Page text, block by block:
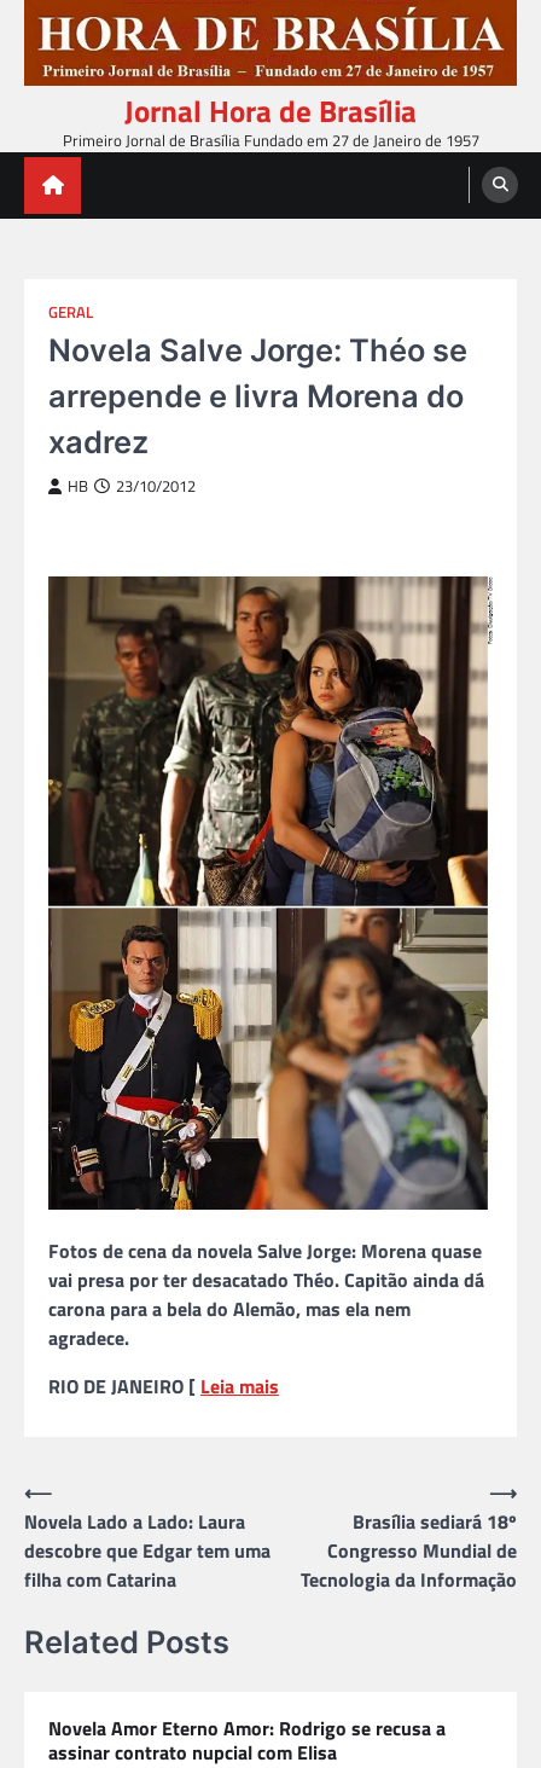
content
Jornal Hora de Brasília
Primeiro Jornal de Brasília Fundado em 27 de Janeiro de 1957
GERAL
Novela Salve Jorge: Théo se
arrepende e livra Morena do
xadrez
HB 23/10/2012
Fotos de cena da novela Salve Jorge: Morena quase
vai presa por ter desacatado Théo. Capitão ainda dá
carona para a bela do Alemão, mas ela nem
agradece.
RIO DE JANEIRO [ Leia mais
Navegação
de
Post
⟵
Novela Lado a Lado: Laura
descobre que Edgar tem uma
filha com Catarina
Brasília sediará 18º
Congresso Mundial de
Tecnologia da Informação
⟶
Related Posts
Novela Amor Eterno Amor: Rodrigo se recusa a
assinar contrato nupcial com Elisa